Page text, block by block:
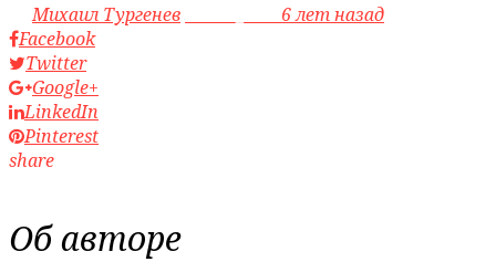
byМихаил Тургенев
6 лет назад
Facebook
Twitter
Google+
LinkedIn
Pinterest
share
Об авторе